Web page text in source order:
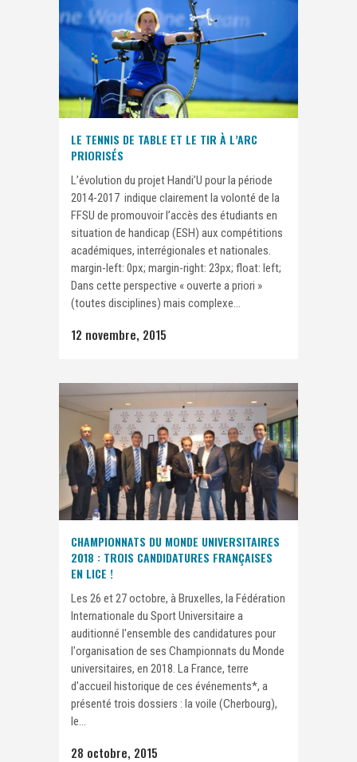
LE TENNIS DE TABLE ET LE TIR À L’ARC
PRIORISÉS
L’évolution du projet Handi’U pour la période
2014-2017 indique clairement la volonté de la
FFSU de promouvoir l’accès des étudiants en
situation de handicap (ESH) aux compétitions
académiques, interrégionales et nationales.
margin-left: 0px; margin-right: 23px; float: left;
Dans cette perspective « ouverte a priori »
(toutes disciplines) mais complexe...
12 novembre, 2015
CHAMPIONNATS DU MONDE UNIVERSITAIRES
2018 : TROIS CANDIDATURES FRANÇAISES
EN LICE !
Les 26 et 27 octobre, à Bruxelles, la Fédération
Internationale du Sport Universitaire a
auditionné l'ensemble des candidatures pour
l'organisation de ses Championnats du Monde
universitaires, en 2018. La France, terre
d'accueil historique de ces événements*, a
présenté trois dossiers : la voile (Cherbourg),
le...
28 octobre, 2015